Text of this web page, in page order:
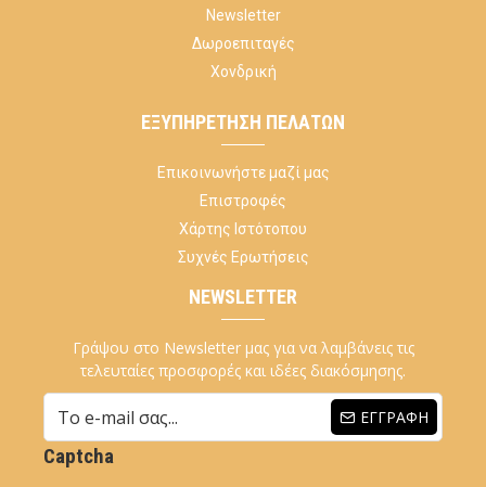
Newsletter
Δωροεπιταγές
Χονδρική
ΕΞΥΠΗΡΈΤΗΣΗ ΠΕΛΑΤΏΝ
Επικοινωνήστε μαζί μας
Επιστροφές
Χάρτης Ιστότοπου
Συχνές Ερωτήσεις
NEWSLETTER
Γράψου στο Newsletter μας για να λαμβάνεις τις
τελευταίες προσφορές και ιδέες διακόσμησης.
ΕΓΓΡΑΦΉ
Captcha